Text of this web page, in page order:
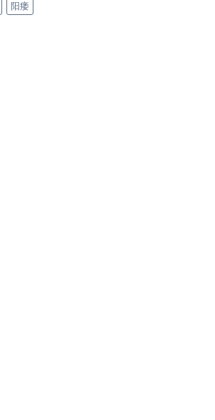
阳痿